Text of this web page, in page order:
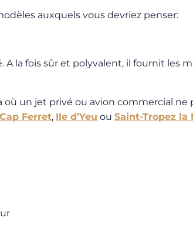
auxquels vous devriez penser:
la fois sûr et polyvalent, il fournit les
un jet privé ou avion commercial ne
Ferret, Ile d’Yeu ou Saint-Tropez la